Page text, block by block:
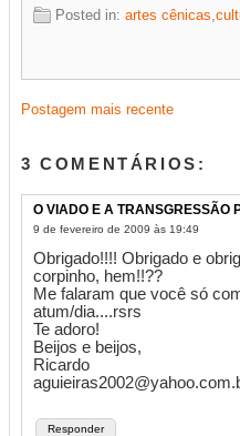
Posted in: artes cênicas,
Postagem mais recente
3 COMENTÁRIOS:
O VIADO E A TRANSGRESSÃO
9 de fevereiro de 2009 às 19:49
Responder
Obrigado!!!! Obrigado e
corpinho, hem!!??
Me falaram que você só
atum/dia....rsrs
Te adoro!
Beijos e beijos,
Ricardo